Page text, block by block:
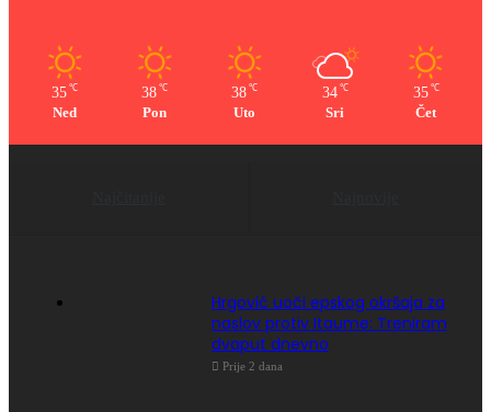
35 ℃
Ned
38 ℃
Pon
38 ℃
Uto
34 ℃
Sri
35 ℃
Čet
Hrgović uoči epskog okršaja za
naslov protiv Itaume: Treniram
dvaput dnevno
Prije 2 dana